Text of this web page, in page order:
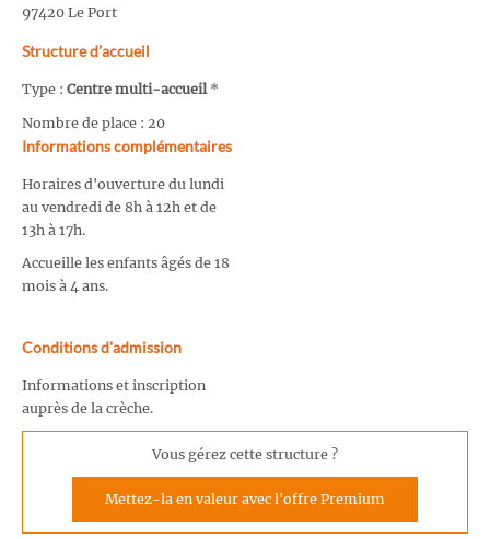
97420 Le Port
Structure d’accueil
Type : Centre multi-accueil*
Nombre de place : 20
Informations complémentaires
Horaires d'ouverture du lundi
au vendredi de 8h à 12h et de
13h à 17h.
Accueille les enfants âgés de 18
mois à 4 ans.
Conditions d'admission
Informations et inscription
auprès de la crèche.
Vous gérez cette structure ?
Mettez-la en valeur avec l'offre Premium